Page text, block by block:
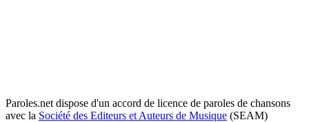
Paroles.net dispose d'un accord de licence de paroles de chansons
avec la Société des Editeurs et Auteurs de Musique (SEAM)